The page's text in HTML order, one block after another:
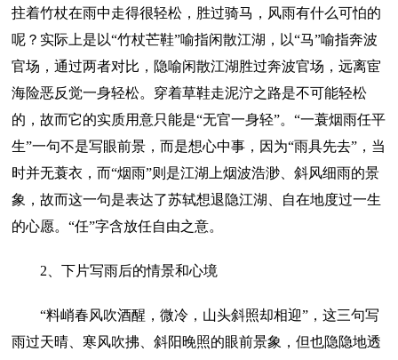
拄着竹杖在雨中走得很轻松，胜过骑马，风雨有什么可怕的
呢？实际上是以“竹杖芒鞋”喻指闲散江湖，以“马”喻指奔波
官场，通过两者对比，隐喻闲散江湖胜过奔波官场，远离宦
海险恶反觉一身轻松。穿着草鞋走泥泞之路是不可能轻松
的，故而它的实质用意只能是“无官一身轻”。“一蓑烟雨任平
生”一句不是写眼前景，而是想心中事，因为“雨具先去”，当
时并无蓑衣，而“烟雨”则是江湖上烟波浩渺、斜风细雨的景
象，故而这一句是表达了苏轼想退隐江湖、自在地度过一生
的心愿。“任”字含放任自由之意。
2、下片写雨后的情景和心境
“料峭春风吹酒醒，微冷，山头斜照却相迎”，这三句写
雨过天晴、寒风吹拂、斜阳晚照的眼前景象，但也隐隐地透